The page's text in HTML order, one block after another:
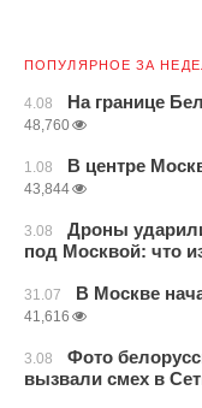
ПОПУЛЯРНОЕ ЗА
4.08 На границе
48,760
1.08 В центре
43,844
3.08
Дроны
под Москвой: что
31.07 В Москве
41,616
3.08
Фото
вызвали смех в